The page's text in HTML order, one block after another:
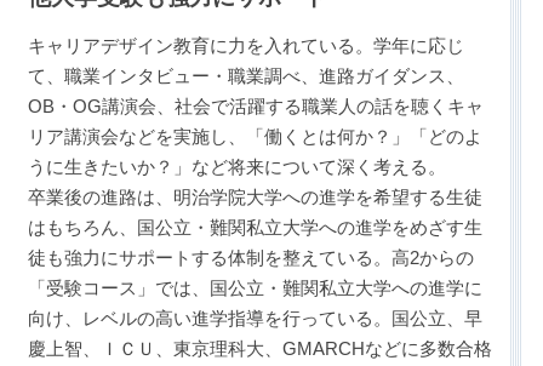
キャリアデザイン教育に力を入れている。学年に応じ
て、職業インタビュー・職業調べ、進路ガイダンス、
OB・OG講演会、社会で活躍する職業人の話を聴くキャ
リア講演会などを実施し、「働くとは何か？」「どのよ
うに生きたいか？」など将来について深く考える。
卒業後の進路は、明治学院大学への進学を希望する生徒
はもちろん、国公立・難関私立大学への進学をめざす生
徒も強力にサポートする体制を整えている。高2からの
「受験コース」では、国公立・難関私立大学への進学に
向け、レベルの高い進学指導を行っている。国公立、早
慶上智、ＩＣＵ、東京理科大、GMARCHなどに多数合格